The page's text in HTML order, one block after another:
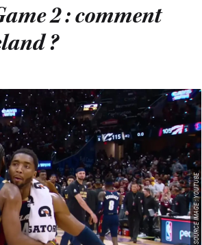
2 : comment
?
SOURCE IMAGE : YOUTUBE